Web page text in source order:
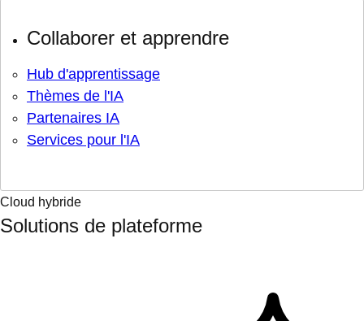
Collaborer et apprendre
Hub d'apprentissage
Thèmes de l'IA
Partenaires IA
Services pour l'IA
Cloud hybride
Solutions de plateforme